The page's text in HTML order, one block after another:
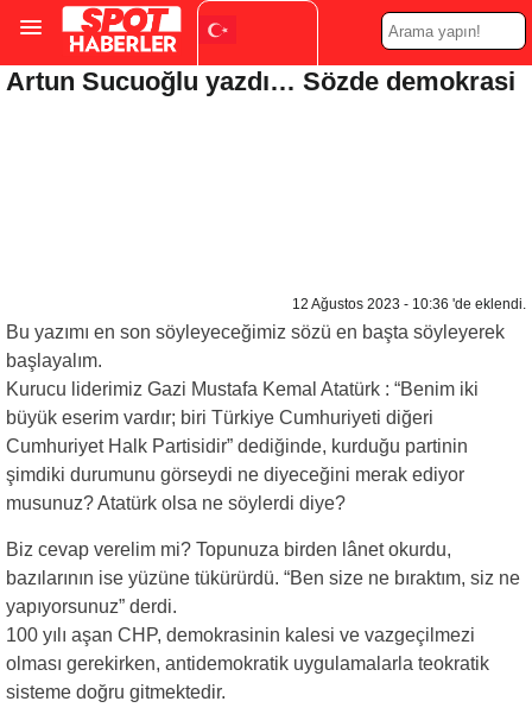
Turkish
Artun Sucuoğlu yazdı… Sözde demokrasi
12 Ağustos 2023 - 10:36 'de eklendi.
Bu yazımı en son söyleyeceğimiz sözü en başta söyleyerek
başlayalım.
Kurucu liderimiz Gazi Mustafa Kemal Atatürk : “Benim iki
büyük eserim vardır; biri Türkiye Cumhuriyeti diğeri
Cumhuriyet Halk Partisidir” dediğinde, kurduğu partinin
şimdiki durumunu görseydi ne diyeceğini merak ediyor
musunuz? Atatürk olsa ne söylerdi diye?
Biz cevap verelim mi? Topunuza birden lânet okurdu,
bazılarının ise yüzüne tükürürdü. “Ben size ne bıraktım, siz ne
yapıyorsunuz” derdi.
100 yılı aşan CHP, demokrasinin kalesi ve vazgeçilmezi
olması gerekirken, antidemokratik uygulamalarla teokratik
sisteme doğru gitmektedir.